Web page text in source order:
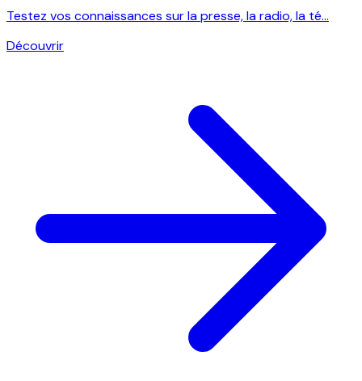
Testez vos connaissances sur la presse, la radio, la té...
Découvrir